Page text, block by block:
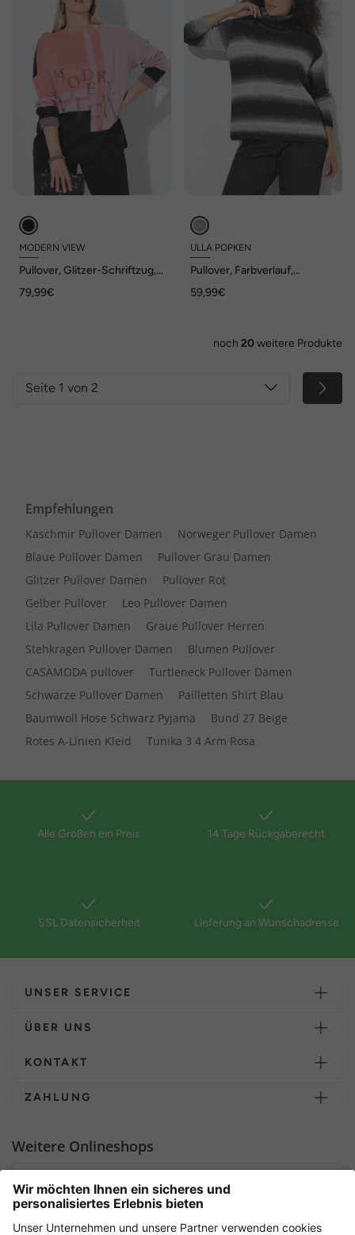
MODERN VIEW
Pullover, Glitzer-Schriftzug,
79,99€
ULLA POPKEN
Pullover, Farbverlauf,
59,99€
noch 20weitere Produkte
Seite 1 von 2
Empfehlungen
Kaschmir Pullover Damen
Norweger Pullover Damen
Blaue Pullover Damen
Pullover Grau Damen
Glitzer Pullover Damen
Pullover Rot
Gelber Pullover
Leo Pullover Damen
Lila Pullover Damen
Graue Pullover Herren
Stehkragen Pullover Damen
Blumen Pullover
CASAMODA pullover
Turtleneck Pullover Damen
Schwarze Pullover Damen
Pailletten Shirt Blau
Baumwoll Hose Schwarz Pyjama
Bund 27 Beige
Rotes A-Linien Kleid
Tunika 3 4 Arm Rosa
Alle Größen ein Preis 14 Tage Rückgaberecht
SSL Datensicherheit Lieferung an Wunschadresse
UNSER SERVICE
ÜBER UNS
KONTAKT
ZAHLUNG
Weitere Onlineshops